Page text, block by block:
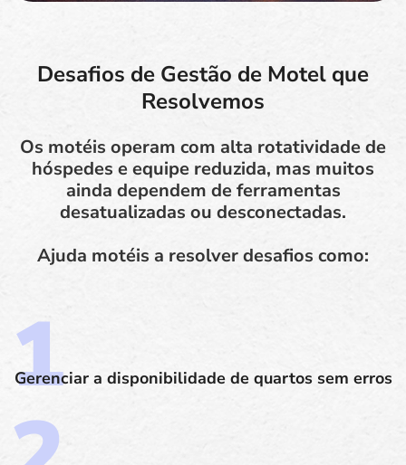
Desafios de Gestão de Motel que
Resolvemos
Os motéis operam com alta rotatividade de
hóspedes e equipe reduzida, mas muitos
ainda dependem de ferramentas
desatualizadas ou desconectadas.
Ajuda motéis a resolver desafios como:
Gerenciar a disponibilidade de quartos sem erros